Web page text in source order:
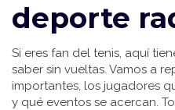
deporte
Si eres fan del tenis, aquí
saber sin vueltas. Vamos a
importantes, los jugadores
y qué eventos se acercan.